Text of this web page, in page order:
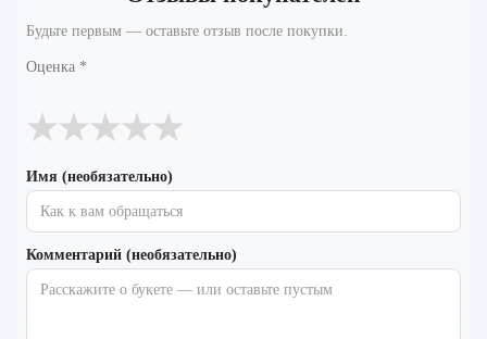
Будьте первым — оставьте отзыв после покупки.
Оценка *
★
★
★
★
★
Имя (необязательно)
Комментарий (необязательно)